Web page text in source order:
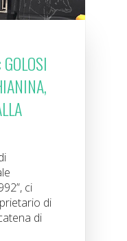
ci
di
di